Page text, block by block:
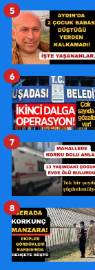
5
6
7
8